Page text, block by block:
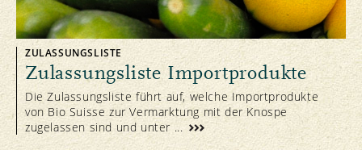
ZULASSUNGSLISTE
Zulassungsliste Importprodukte
Die Zulassungsliste führt auf, welche Importprodukte
von Bio Suisse zur Vermarktung mit der Knospe
zugelassen sind und unter ...